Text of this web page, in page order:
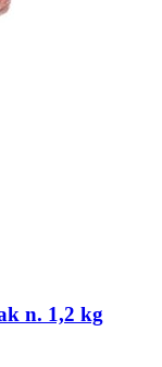
n. 1,2 kg